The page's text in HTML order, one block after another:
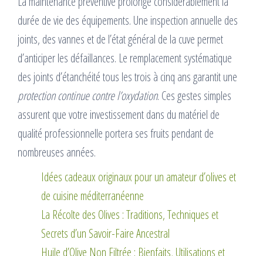
durée de vie des équipements. Une inspection annuelle des
joints, des vannes et de l’état général de la cuve permet
d’anticiper les défaillances. Le remplacement systématique
des joints d’étanchéité tous les trois à cinq ans garantit une
protection continue contre l’oxydation. Ces gestes simples
assurent que votre investissement dans du matériel de
qualité professionnelle portera ses fruits pendant de
nombreuses années.
Idées cadeaux originaux pour un amateur d’olives et
de cuisine méditerranéenne
La Récolte des Olives : Traditions, Techniques et
Secrets d’un Savoir-Faire Ancestral
Huile d’Olive Non Filtrée : Bienfaits, Utilisations et